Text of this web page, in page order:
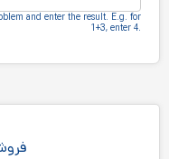
and enter the result.‎ E.g.‎ for
1+3, enter 4.‎